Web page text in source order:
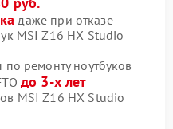
даже при отказе
MSI Z16 HX Studio
ремонту ноутбуков
до 3-х лет
MSI Z16 HX Studio